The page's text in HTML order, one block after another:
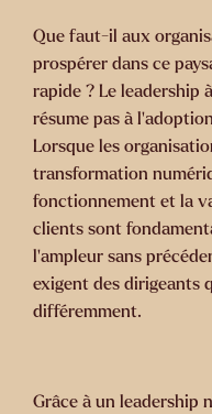
Que faut-il aux
prospérer dans ce
rapide ? Le leadership
résume pas à
Lorsque les
transformation
fonctionnement et la
clients sont
l'ampleur sans
exigent des dirigeants
différemment.
Grâce à un leadership